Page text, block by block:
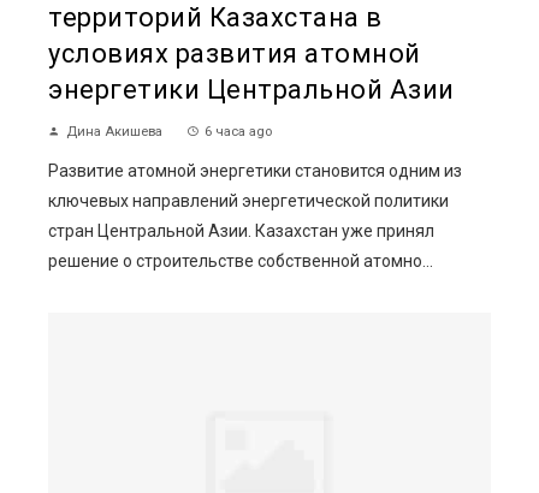
территорий Казахстана в
условиях развития атомной
энергетики Центральной Азии
Дина Акишева 6 часа ago
Развитие атомной энергетики становится одним из
ключевых направлений энергетической политики
стран Центральной Азии. Казахстан уже принял
решение о строительстве собственной атомно...